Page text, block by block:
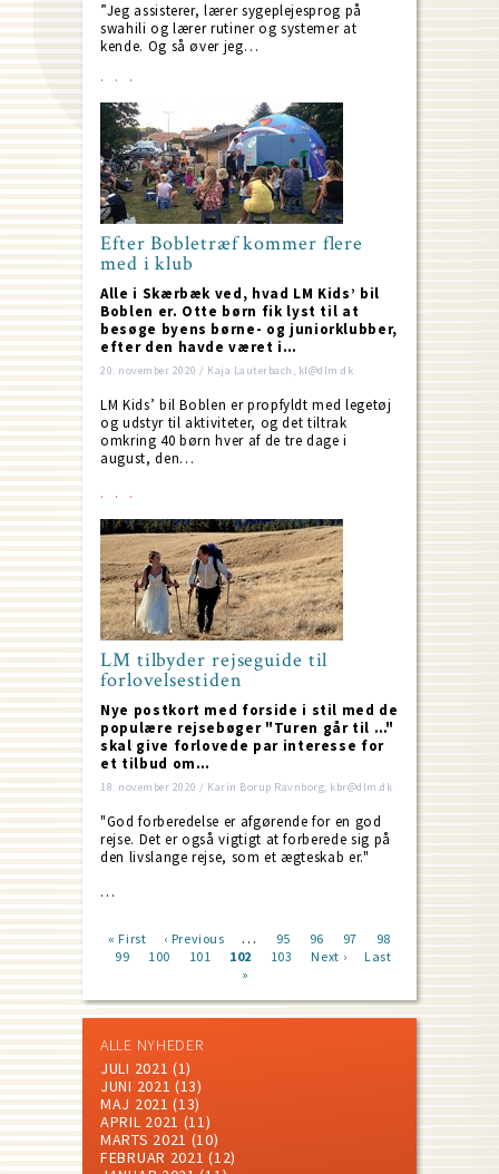
”Jeg assisterer, lærer sygeplejesprog på
swahili og lærer rutiner og systemer at
kende. Og så øver jeg…
Efter Bobletræf kommer flere
med i klub
Alle i Skærbæk ved, hvad LM Kids’ bil
Boblen er. Otte børn fik lyst til at
besøge byens børne- og juniorklubber,
efter den havde været i…
20. november 2020 / Kaja Lauterbach, kl@dlm.dk
LM Kids’ bil Boblen er propfyldt med legetøj
og udstyr til aktiviteter, og det tiltrak
omkring 40 børn hver af de tre dage i
august, den…
LM tilbyder rejseguide til
forlovelsestiden
Nye postkort med forside i stil med de
populære rejsebøger "Turen går til …"
skal give forlovede par interesse for
et tilbud om…
18. november 2020 / Karin Borup Ravnborg; kbr@dlm.dk
"God forberedelse er afgørende for en god
rejse. Det er også vigtigt at forberede sig på
den livslange rejse, som et ægteskab er."
…
Pagination
First
page
« First
Previous
page
‹ Previous … Page
95 Page
96 Page
97 Page
98
Page
99 Page
100 Page
101
Current
page
102 Page
103
Next
Next ›
Last
Last
»
ALLE NYHEDER
JULI 2021 (1)
JUNI 2021 (13)
MAJ 2021 (13)
APRIL 2021 (11)
MARTS 2021 (10)
FEBRUAR 2021 (12)